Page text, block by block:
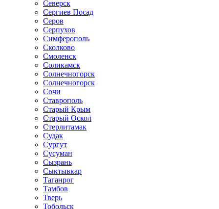
Северск
Сергиев Посад
Серов
Серпухов
Симферополь
Сколково
Смоленск
Соликамск
Солнечногорск
Солнечногорск
Сочи
Ставрополь
Старый Крым
Старый Оскол
Стерлитамак
Судак
Сургут
Сусуман
Сызрань
Сыктывкар
Таганрог
Тамбов
Тверь
Тобольск